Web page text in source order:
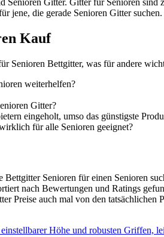
Senioren Gitter. Gitter für Senioren
jene, die gerade Senioren Gitter suchen.
Kauf
Senioren Bettgitter, was für andere
weiterhelfen?
Gitter?
eingeholt, umso das günstigste
für alle Senioren geeignet?
Bettgitter Senioren für einen Senioren
nach Bewertungen und Ratings
Preise auch mal von den